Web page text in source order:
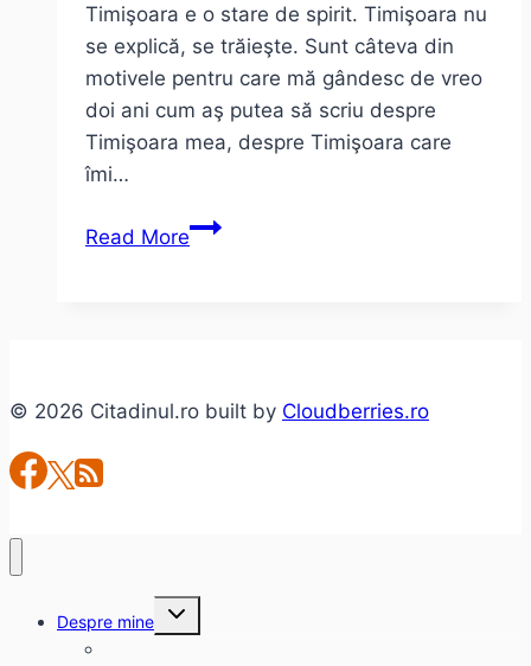
Timişoara e o stare de spirit. Timişoara nu
se explică, se trăieşte. Sunt câteva din
motivele pentru care mă gândesc de vreo
doi ani cum aş putea să scriu despre
Timişoara mea, despre Timişoara care
îmi…
Read MoreTimişoara
© 2026 Citadinul.ro built by Cloudberries.ro
Despre mine
Toggle